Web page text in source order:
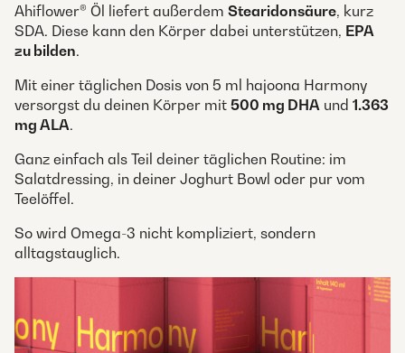
Ahiflower® Öl liefert außerdem Stearidonsäure, kurz
SDA. Diese kann den Körper dabei unterstützen, EPA
zu bilden.
Mit einer täglichen Dosis von 5 ml hajoona Harmony
versorgst du deinen Körper mit 500 mg DHA und 1.363
mg ALA.
Ganz einfach als Teil deiner täglichen Routine: im
Salatdressing, in deiner Joghurt Bowl oder pur vom
Teelöffel.
So wird Omega-3 nicht kompliziert, sondern
alltagstauglich.